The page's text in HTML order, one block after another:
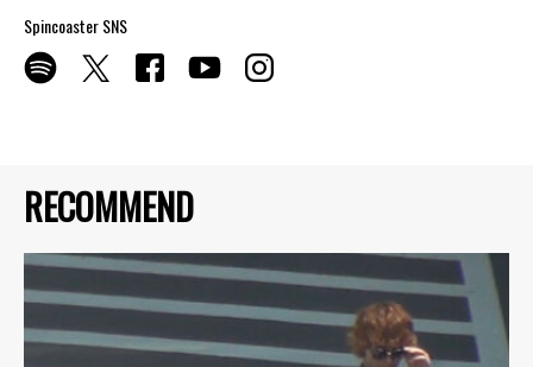
RECOMMEND
Spincoaster SNS